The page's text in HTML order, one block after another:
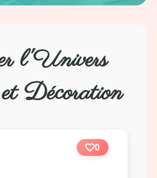
l'Univers
Décoration
0